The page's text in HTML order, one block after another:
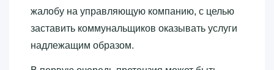
жалобу на управляющую компанию, с целью
заставить коммунальщиков оказывать услуги
надлежащим образом.